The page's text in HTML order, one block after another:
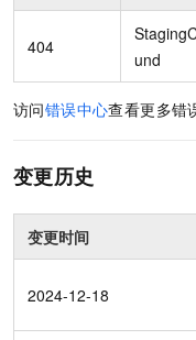
404
und
访问错误中心查看更多错
变更历史
变更时间
2024-12-18